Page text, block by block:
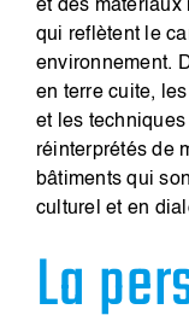
et des matériaux
qui reflètent le
environnement.
en terre cuite,
et les
réinterprétés de
bâtiments qui
culturel et en
La